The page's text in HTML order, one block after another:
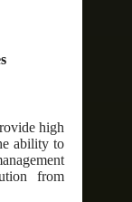
high
ability to
from